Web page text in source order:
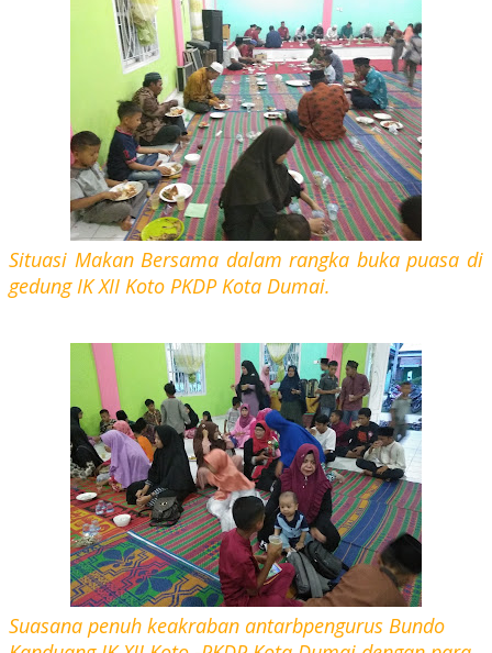
Situasi Makan Bersama dalam rangka buka puasa di
gedung IK XII Koto PKDP Kota Dumai.
Suasana penuh keakraban antarbpengurus Bundo